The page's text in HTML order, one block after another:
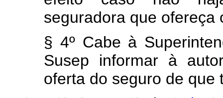
seguradora que ofereça
§ 4º Cabe à
Susep informar à
oferta do seguro de que